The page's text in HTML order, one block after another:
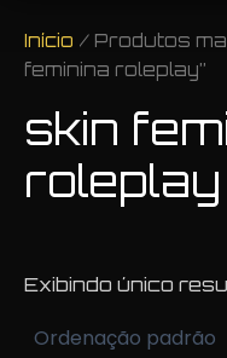
Início / Produtos
feminina roleplay”
skin
roleplay
Exibindo único